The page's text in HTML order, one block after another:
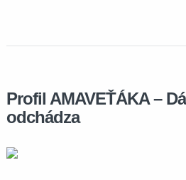
Profil AMAVEŤÁKA –
odchádza